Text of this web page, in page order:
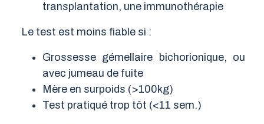
transplantation, une immunothérapie
Le test est moins fiable si :
Grossesse gémellaire bichorionique, ou
avec jumeau de fuite
Mère en surpoids (>100kg)
Test pratiqué trop tôt (<11 sem.)